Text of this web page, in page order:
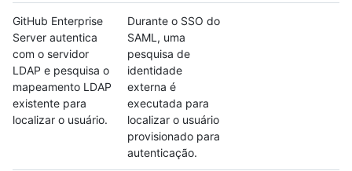
GitHub Enterprise
Server autentica
com o servidor
LDAP e pesquisa o
mapeamento LDAP
existente para
localizar o usuário.
Durante o SSO do
SAML, uma
pesquisa de
identidade
externa é
executada para
localizar o usuário
provisionado para
autenticação.